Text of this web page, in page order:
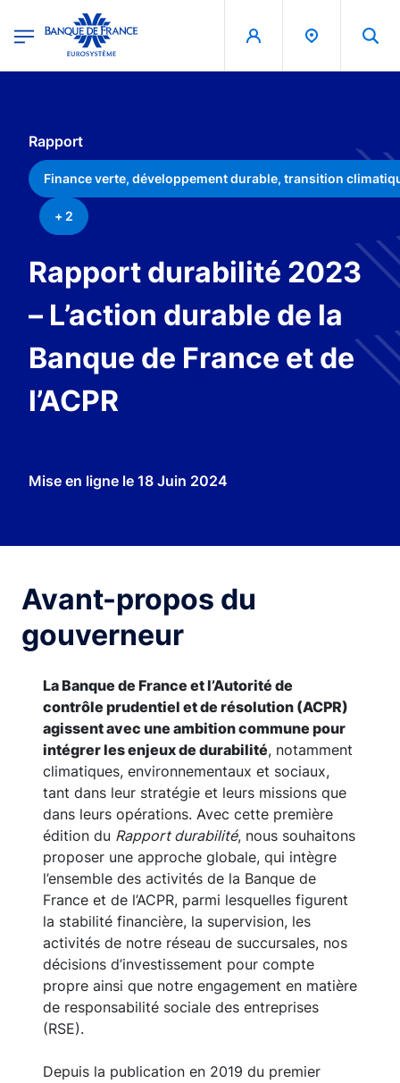
Banque de France - Menu Principal
Rapport
Finance verte, développement durable, transition
+ 2
Rapport durabilité 2023
– L’action durable de la
Banque de France et de
l’ACPR
Mise en ligne le 18 Juin 2024
Avant-propos du
gouverneur
La Banque de France et l’Autorité de
contrôle prudentiel et de résolution (ACPR)
agissent avec une ambition commune pour
intégrer les enjeux de durabilité, notamment
climatiques, environnementaux et sociaux,
tant dans leur stratégie et leurs missions que
dans leurs opérations. Avec cette première
édition du Rapport durabilité, nous souhaitons
proposer une approche globale, qui intègre
l’ensemble des activités de la Banque de
France et de l’ACPR, parmi lesquelles figurent
la stabilité financière, la supervision, les
activités de notre réseau de succursales, nos
décisions d’investissement pour compte
propre ainsi que notre engagement en matière
de responsabilité sociale des entreprises
(RSE).
Depuis la publication en 2019 du premier